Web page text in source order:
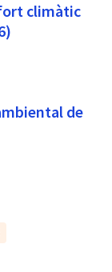
climàtic
de